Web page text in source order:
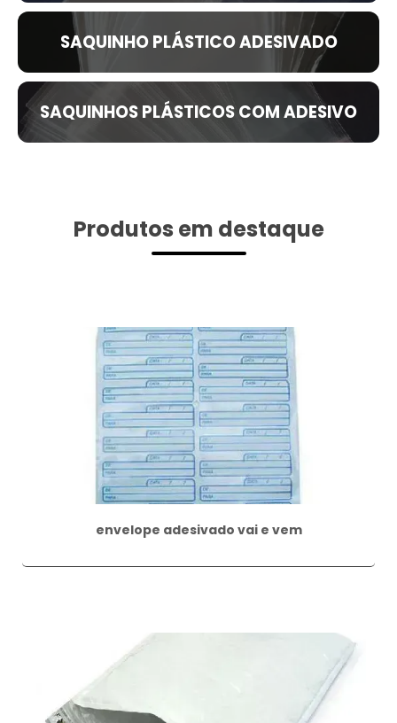
SAQUINHO PLÁSTICO ADESIVADO
SAQUINHOS PLÁSTICOS COM ADESIVO
Produtos em destaque
envelope adesivado vai e vem